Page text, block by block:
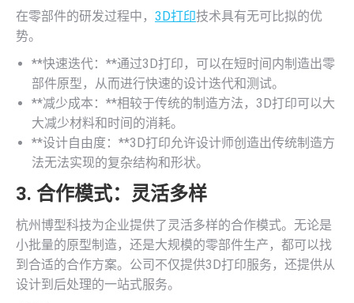
在零部件的研发过程中， 3D打印技术具有无可比拟的优
势。
**快速迭代：**通过3D打印，可以在短时间内制造出零
部件原型，从而进行快速的设计迭代和测试。
**减少成本：**相较于传统的制造方法，3D打印可以大
大减少材料和时间的消耗。
**设计自由度：**3D打印允许设计师创造出传统制造方
法无法实现的复杂结构和形状。
3. 合作模式：灵活多样
杭州博型科技为企业提供了灵活多样的合作模式。无论是
小批量的原型制造，还是大规模的零部件生产，都可以找
到合适的合作方案。公司不仅提供3D打印服务，还提供从
设计到后处理的一站式服务。